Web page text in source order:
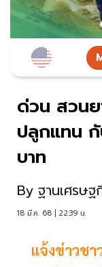
ด่วน สวน
ปลูกแทน
บาท
By ฐานเศรษฐ
18 มี.ค. 68 | 22:39 น.
แจ้งข่าวช